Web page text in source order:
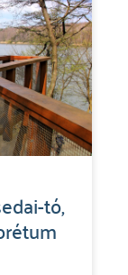
tó,